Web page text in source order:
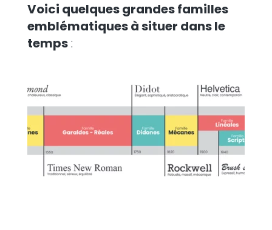
Voici quelques grandes familles
emblématiques à situer dans le
temps: